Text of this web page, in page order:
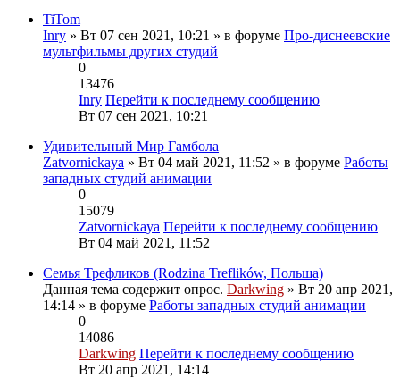
TiTom
Inry » Вт 07 сен 2021, 10:21 » в форуме Про-диснеевские
мультфильмы других студий
0
13476
Inry Перейти к последнему сообщению
Вт 07 сен 2021, 10:21
Удивительный Мир Гамбола
Zatvornickaya » Вт 04 май 2021, 11:52 » в форуме Работы
западных студий анимации
0
15079
Zatvornickaya Перейти к последнему сообщению
Вт 04 май 2021, 11:52
Семья Трефликов (Rodzina Treflików, Польша)
Данная тема содержит опрос. Darkwing » Вт 20 апр 2021,
14:14 » в форуме Работы западных студий анимации
0
14086
Darkwing Перейти к последнему сообщению
Вт 20 апр 2021, 14:14